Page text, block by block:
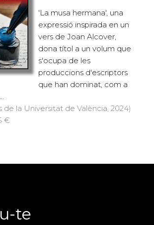
'La musa hermana', una
expressió inspirada en un
vers de Joan Alcover,
dona títol a un volum que
s'ocupa de les
produccions d'escriptors
que han dominat, com a
de la Universitat de València, 2024)
€
te